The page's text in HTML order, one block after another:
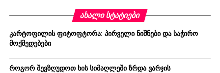
ᲐᲮᲐᲚᲘ ᲡᲢᲐᲢᲘᲔᲑᲘ
კარტოფილის ფიტოფტორა: პირველი ნიშნები და საჭირო
მოქმედებები
როგორ შევზღუდოთ ხის სიმაღლეში ზრდა ვარჯის